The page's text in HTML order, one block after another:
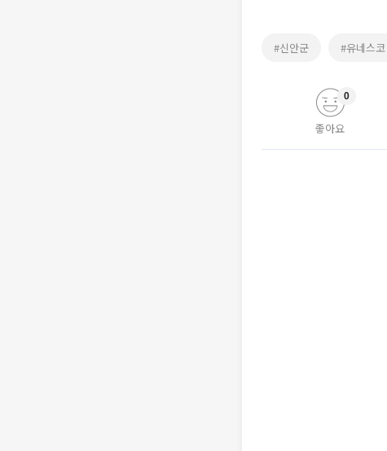
#신안군 #유네스코
좋아요
0